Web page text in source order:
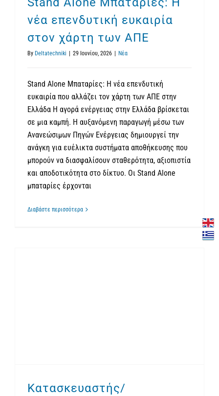
νέα επενδυτική ευκαιρία
στον χάρτη των ΑΠΕ
By Deltatechniki 29 Ιουνίου, 2026 Νέα
Stand Alone Μπαταρίες: Η νέα επενδυτική
ευκαιρία που αλλάζει τον χάρτη των ΑΠΕ στην
Ελλάδα Η αγορά ενέργειας στην Ελλάδα βρίσκεται
σε μια καμπή. Η αυξανόμενη παραγωγή μέσω των
Ανανεώσιμων Πηγών Ενέργειας δημιουργεί την
ανάγκη για ευέλικτα συστήματα αποθήκευσης που
μπορούν να διασφαλίσουν σταθερότητα, αξιοπιστία
και αποδοτικότητα στο δίκτυο. Οι Stand Alone
μπαταρίες έρχονται
Διαβάστε περισσότερα
Κατασκευαστής/